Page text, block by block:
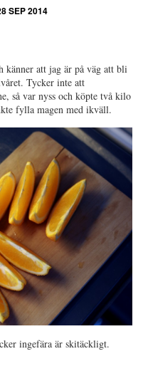
SEP 2014
känner att jag är på väg att bli
Tycker inte att
så var nyss och köpte två kilo
fylla magen med ikväll.
ingefära är skitäckligt.